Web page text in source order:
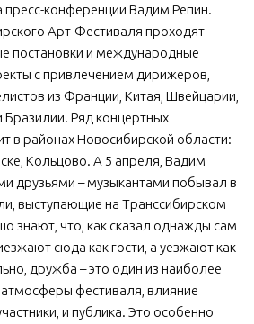
пресс-конференции Вадим Репин.
Арт-Фестиваля проходят
постановки и международные
с привлечением дирижеров,
из Франции, Китая, Швейцарии,
Ряд концертных
в районах Новосибирской области:
Кольцово. А 5 апреля, Вадим
друзьями – музыкантами побывал в
выступающие на Транссибирском
знают, что, как сказал однажды сам
сюда как гости, а уезжают как
дружба – это один из наиболее
фестиваля, влияние
и публика. Это особенно